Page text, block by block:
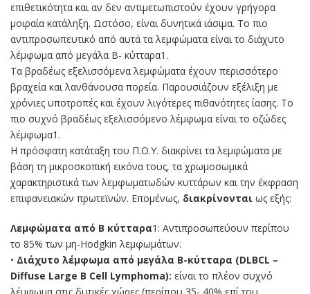
επιθετικότητα και αν δεν αντιμετωπιστούν έχουν γρήγορα
μοιραία κατάληξη. Ωστόσο, είναι δυνητικά ιάσιμα. Το πιο
αντιπροσωπευτικό από αυτά τα λεμφώματα είναι το διάχυτο
λέμφωμα από μεγάλα Β- κύτταρα1.
Τα βραδέως εξελισσόμενα λεμφώματα έχουν περισσότερο
βραχεία και λανθάνουσα πορεία. Παρουσιάζουν εξέλιξη με
χρόνιες υποτροπές και έχουν λιγότερες πιθανότητες ίασης. Το
πιο συχνό βραδέως εξελισσόμενο λέμφωμα είναι το οζώδες
λέμφωμα1.
Η πρόσφατη κατάταξη του Π.Ο.Υ. διακρίνει τα λεμφώματα με
βάση τη μικροσκοπική εικόνα τους, τα χρωμοσωμικά
χαρακτηριστικά των λεμφωματωδών κυττάρων και την έκφραση
επιφανειακών πρωτεϊνών. Επομένως, διακρίνονται ως εξής:
Λεμφώματα από Β κύτταρα1: Αντιπροσωπεύουν περίπου
το 85% των μη-Hodgkin λεμφωμάτων.
• Διάχυτο λέμφωμα από μεγάλα Β-κύτταρα (DLBCL –
Diffuse Large B Cell Lymphoma): είναι το πλέον συχνό